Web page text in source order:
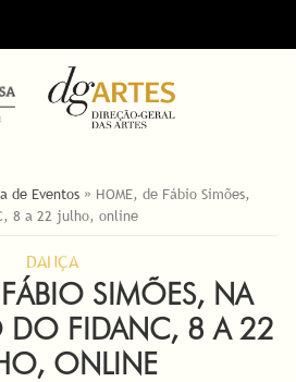
de Eventos » HOME, de Fábio Simões,
8 a 22 julho, online
DANÇA
SIMÕES, NA
DO FIDANC, 8 A 22
ONLINE